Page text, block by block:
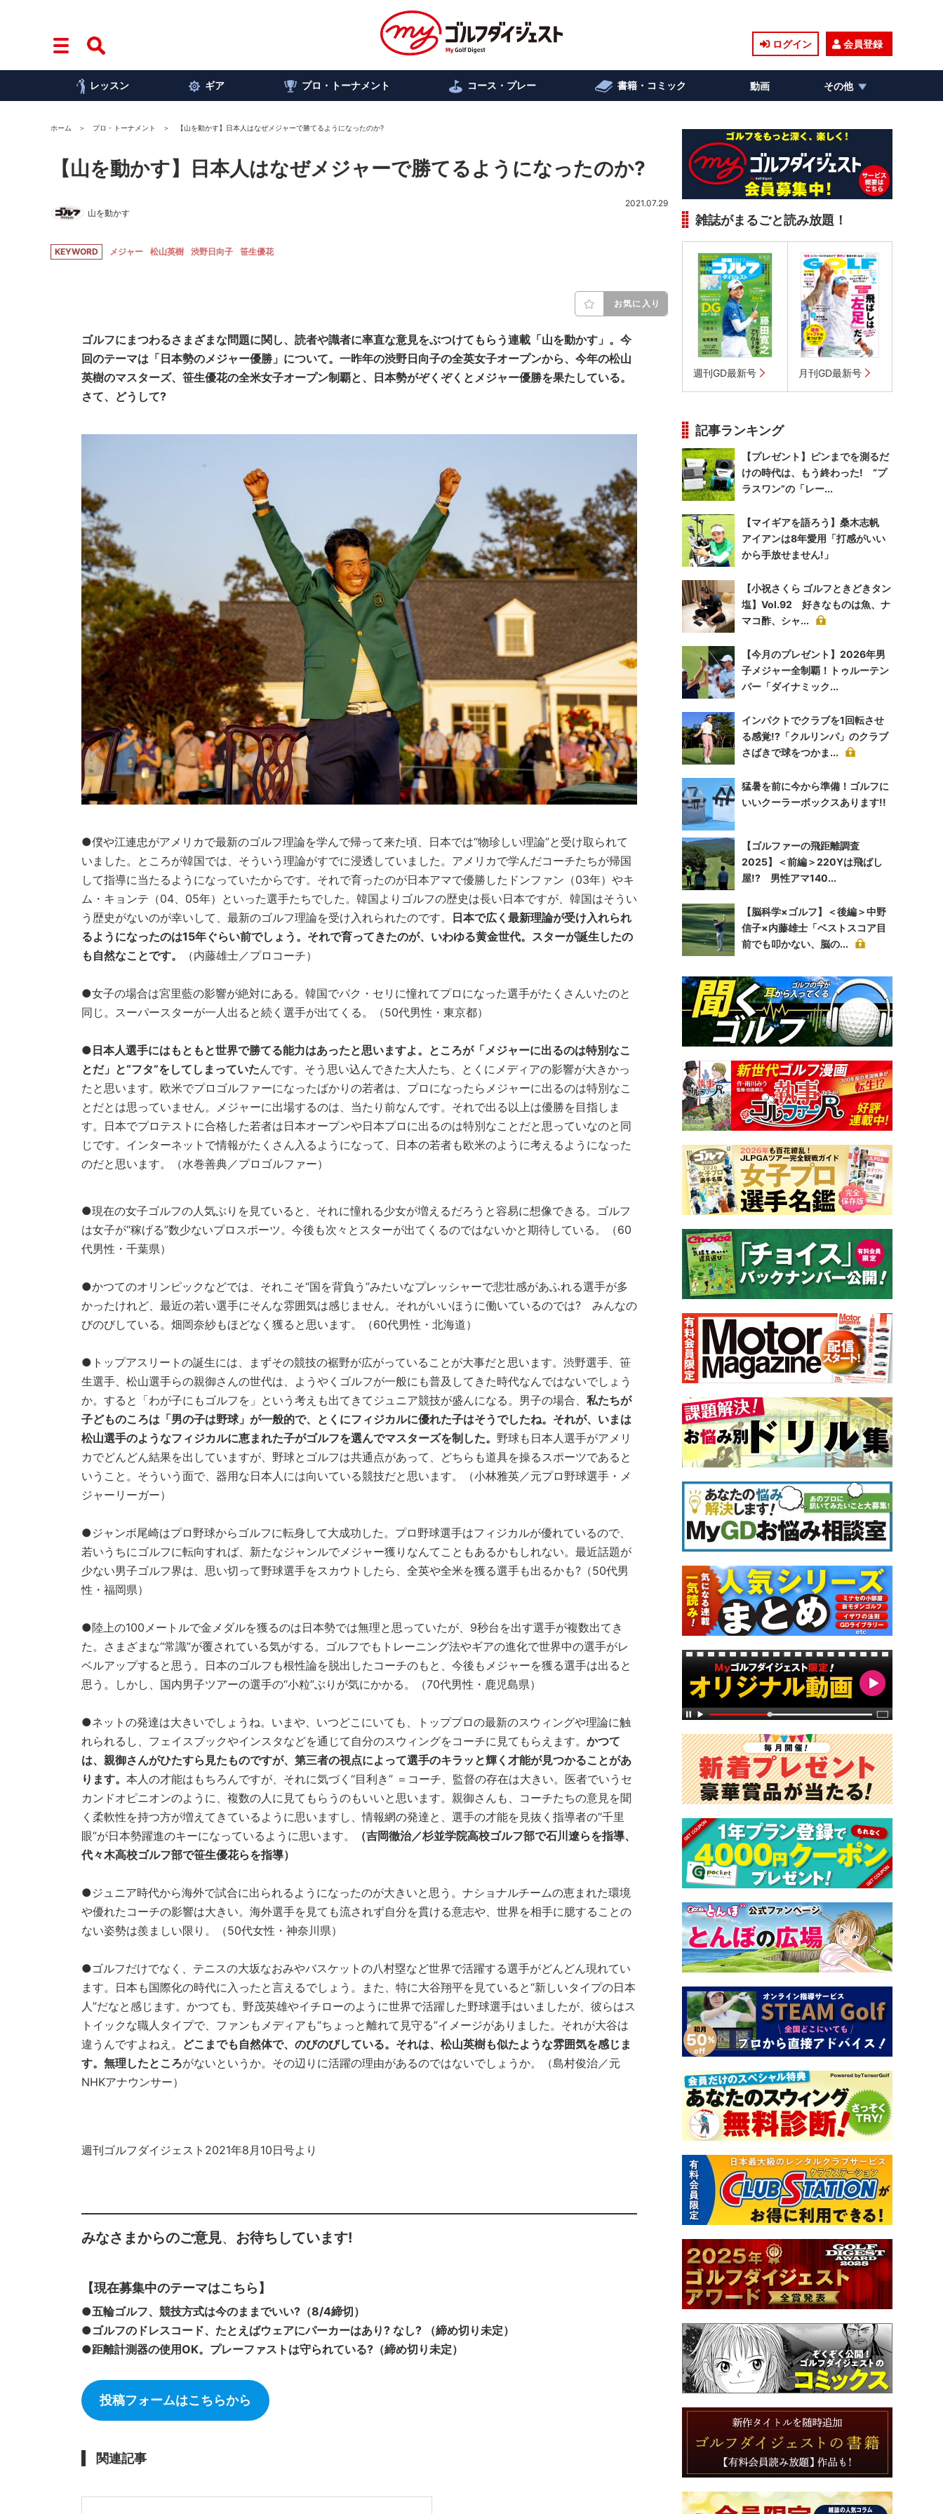
ログイン 会員登録
レッスン ギア プロ・トーナメント コース・プレー 書籍・コミック 動画 その他
ホーム プロ・トーナメント 【山を動かす】日本人はなぜメジャーで勝てるようになったのか?
【山を動かす】日本人はなぜメジャーで勝てるようになったのか?
山を動かす
2021.07.29
KEYWORD メジャー 松山英樹 渋野日向子 笹生優花
お気に入り
ゴルフにまつわるさまざまな問題に関し、読者や識者に率直な意見をぶつけてもらう連載「山を動かす」。今
回のテーマは「日本勢のメジャー優勝」について。一昨年の渋野日向子の全英女子オープンから、今年の松山
英樹のマスターズ、笹生優花の全米女子オープン制覇と、日本勢がぞくぞくとメジャー優勝を果たしている。
さて、どうして?
●僕や江連忠がアメリカで最新のゴルフ理論を学んで帰って来た頃、日本では“物珍しい理論”と受け取られて
いました。ところが韓国では、そういう理論がすでに浸透していました。アメリカで学んだコーチたちが帰国
して指導に当たるようになっていたからです。それで育ったのが日本アマで優勝したドンファン（03年）やキ
ム・キョンテ（04、05年）といった選手たちでした。韓国よりゴルフの歴史は長い日本ですが、韓国はそうい
う歴史がないのが幸いして、最新のゴルフ理論を受け入れられたのです。
日本で広く最新理論が受け入れられ
るようになったのは15年ぐらい前でしょう。それで育ってきたのが、いわゆる黄金世代。スターが誕生したの
も自然なことです。
（内藤雄士／プロコーチ）
●女子の場合は宮里藍の影響が絶対にある。韓国でパク・セリに憧れてプロになった選手がたくさんいたのと
同じ。スーパースターが一人出ると続く選手が出てくる。（50代男性・東京都）
● 日本人選手にはもともと世界で勝てる能力はあったと思いますよ。ところが「メジャーに出るのは特別なこ
とだ」と“フタ”をしてしまっていたんです。そう思い込んできた大人たち、とくにメディアの影響が大きかっ
たと思います。欧米でプロゴルファーになったばかりの若者は、プロになったらメジャーに出るのは特別なこ
とだとは思っていません。メジャーに出場するのは、当たり前なんです。それで出る以上は優勝を目指しま
す。日本でプロテストに合格した若者は日本オープンや日本プロに出るのは特別なことだと思っていなのと同
じです。インターネットで情報がたくさん入るようになって、日本の若者も欧米のように考えるようになった
のだと思います。（水巻善典／プロゴルファー）
●現在の女子ゴルフの人気ぶりを見ていると、それに憧れる少女が増えるだろうと容易に想像できる。ゴルフ
は女子が“稼げる”数少ないプロスポーツ。今後も次々とスターが出てくるのではないかと期待している。（60
代男性・千葉県）
●かつてのオリンピックなどでは、それこそ“国を背負う”みたいなプレッシャーで悲壮感があふれる選手が多
かったけれど、最近の若い選手にそんな雰囲気は感じません。それがいいほうに働いているのでは? みんなの
びのびしている。畑岡奈紗もほどなく獲ると思います。（60代男性・北海道）
●トップアスリートの誕生には、まずその競技の裾野が広がっていることが大事だと思います。渋野選手、笹
生選手、松山選手らの親御さんの世代は、ようやくゴルフが一般にも普及してきた時代なんではないでしょう
か。すると「わが子にもゴルフを」という考えも出てきてジュニア競技が盛んになる。男子の場合、 私たちが
子どものころは「男の子は野球」が一般的で、とくにフィジカルに優れた子はそうでしたね。それが、いまは
松山選手のようなフィジカルに恵まれた子がゴルフを選んでマスターズを制した。 野球も日本人選手がアメリ
カでどんどん結果を出していますが、野球とゴルフは共通点があって、どちらも道具を操るスポーツであると
いうこと。そういう面で、器用な日本人には向いている競技だと思います。（小林雅英／元プロ野球選手・メ
ジャーリーガー）
●ジャンボ尾崎はプロ野球からゴルフに転身して大成功した。プロ野球選手はフィジカルが優れているので、
若いうちにゴルフに転向すれば、新たなジャンルでメジャー獲りなんてこともあるかもしれない。最近話題が
少ない男子ゴルフ界は、思い切って野球選手をスカウトしたら、全英や全米を獲る選手も出るかも?（50代男
性・福岡県）
●陸上の100メートルで金メダルを獲るのは日本勢では無理と思っていたが、9秒台を出す選手が複数出てき
た。さまざまな“常識”が覆されている気がする。ゴルフでもトレーニング法やギアの進化で世界中の選手がレ
ベルアップすると思う。日本のゴルフも根性論を脱出したコーチのもと、今後もメジャーを獲る選手は出ると
思う。しかし、国内男子ツアーの選手の“小粒”ぶりが気にかかる。（70代男性・鹿児島県）
●ネットの発達は大きいでしょうね。いまや、いつどこにいても、トッププロの最新のスウィングや理論に触
れられるし、フェイスブックやインスタなどを通じて自分のスウィングをコーチに見てもらえます。 かつて
は、親御さんがひたすら見たものですが、第三者の視点によって選手のキラッと輝く才能が見つかることがあ
ります。 本人の才能はもちろんですが、それに気づく“目利き” ＝コーチ、監督の存在は大きい。医者でいうセ
カンドオピニオンのように、複数の人に見てもらうのもいいと思います。親御さんも、コーチたちの意見を聞
く柔軟性を持つ方が増えてきているように思いますし、情報網の発達と、選手の才能を見抜く指導者の“千里
眼”が日本勢躍進のキーになっているように思います。
（吉岡徹治／杉並学院高校ゴルフ部で石川遼らを指導、
代々木高校ゴルフ部で笹生優花らを指導）
●ジュニア時代から海外で試合に出られるようになったのが大きいと思う。ナショナルチームの恵まれた環境
や優れたコーチの影響は大きい。海外選手を見ても流されず自分を貫ける意志や、世界を相手に臆することの
ない姿勢は羨ましい限り。（50代女性・神奈川県）
●ゴルフだけでなく、テニスの大坂なおみやバスケットの八村塁など世界で活躍する選手がどんどん現れてい
ます。日本も国際化の時代に入ったと言えるでしょう。また、特に大谷翔平を見ていると“新しいタイプの日本
人”だなと感じます。かつても、野茂英雄やイチローのように世界で活躍した野球選手はいましたが、彼らはス
トイックな職人タイプで、ファンもメディアも“ちょっと離れて見守る”イメージがありました。それが大谷は
違うんですよねえ。 どこまでも自然体で、のびのびしている。それは、松山英樹も似たような雰囲気を感じま
す。無理したところがないというか。その辺りに活躍の理由があるのではないでしょうか。（島村俊治／元
NHKアナウンサー）
週刊ゴルフダイジェスト2021年8月10日号より
みなさまからのご意見、 お待ちしています!
【現在募集中のテーマはこちら】
●五輪ゴルフ、競技方式は今のままでいい?（8/4締切）
●ゴルフのドレスコード、たとえばウェアにパーカーはあり? なし? （締め切り未定）
●距離計測器の使用OK。プレーファストは守られている?（締め切り未定）
投稿フォームはこちらから
関連記事
雑誌がまるごと読み放題！
週刊GD最新号 月刊GD最新号
記事ランキング
【プレゼント】ピンまでを測るだ
けの時代は、もう終わった! “プ
ラスワン”の「レー...
【マイギアを語ろう】桑木志帆
アイアンは8年愛用「打感がいい
から手放せません!」
【小祝さくら ゴルフときどきタン
塩】Vol.92 好きなものは魚、ナ
マコ酢、シャ...
【今月のプレゼント】2026年男
子メジャー全制覇！トゥルーテン
パー「ダイナミック...
インパクトでクラブを1回転させ
る感覚!?「クルリンパ」のクラブ
さばきで球をつかま...
猛暑を前に今から準備！ゴルフに
いいクーラーボックスあります!!
【ゴルファーの飛距離調査
2025】＜前編＞220Yは飛ばし
屋!? 男性アマ140...
【脳科学×ゴルフ】＜後編＞中野
信子×内藤雄士「ベストスコア目
前でも叩かない、脳の...